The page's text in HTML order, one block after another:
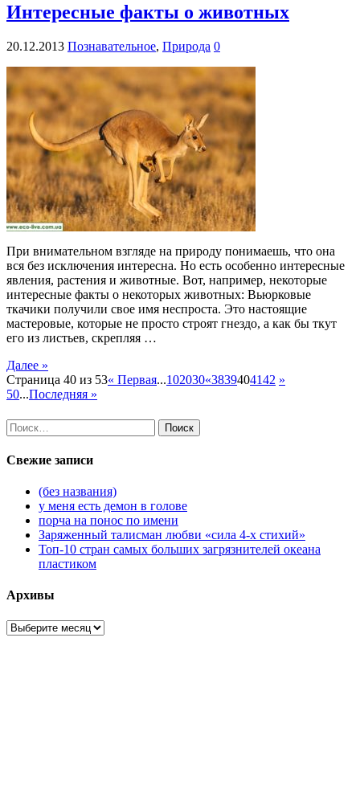
Интересные факты о животных
20.12.2013 Познавательное, Природа 0
При внимательном взгляде на природу понимаешь, что она
вся без исключения интересна. Но есть особенно интересные
явления, растения и животные. Вот, например, некоторые
интересные факты о некоторых животных: Вьюрковые
ткачики получили свое имя неспроста. Это настоящие
мастеровые, которые не просто строят гнездо, а как бы ткут
его из листьев, скрепляя …
Далее »
Страница 40 из 53« Первая...102030«3839404142 »
50...Последняя »
Найти:
Свежие записи
(без названия)
у меня есть демон в голове
порча на понос по имени
Заряженный талисман любви «сила 4-х стихий»
Топ-10 стран самых больших загрязнителей океана
пластиком
Архивы
Архивы